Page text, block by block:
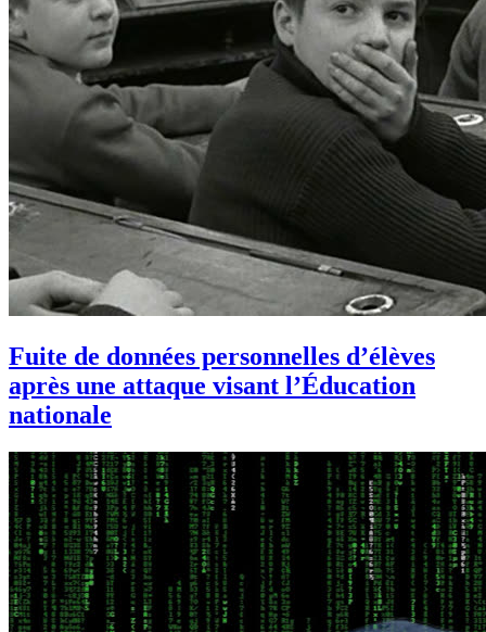
Fuite de données personnelles d’élèves
après une attaque visant l’Éducation
nationale